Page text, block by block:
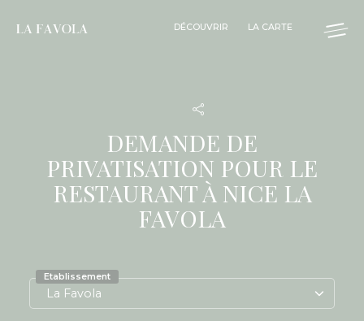
DÉCOUVRIR LA CARTE
DEMANDE DE
PRIVATISATION POUR LE
RESTAURANT À NICE LA
FAVOLA
Etablissement